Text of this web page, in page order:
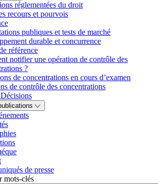
réglementées du droit
recours et pourvois
publiques et tests de marché
durable et concurrence
référence
notifier une opération de contrôle des
?
de concentrations en cours d’examen
de contrôle des concentrations
de presse
mots-clés